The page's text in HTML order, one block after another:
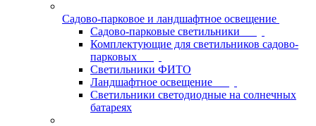
Садово-парковое и ландшафтное освещение
Садово-парковые светильники
Комплектующие для светильников садово-
парковых
Светильники ФИТО
Ландшафтное освещение
Светильники светодиодные на солнечных
батареях